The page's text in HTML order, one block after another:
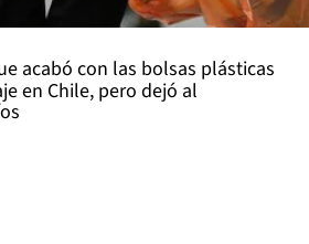
acabó con las bolsas plásticas
en Chile, pero dejó al